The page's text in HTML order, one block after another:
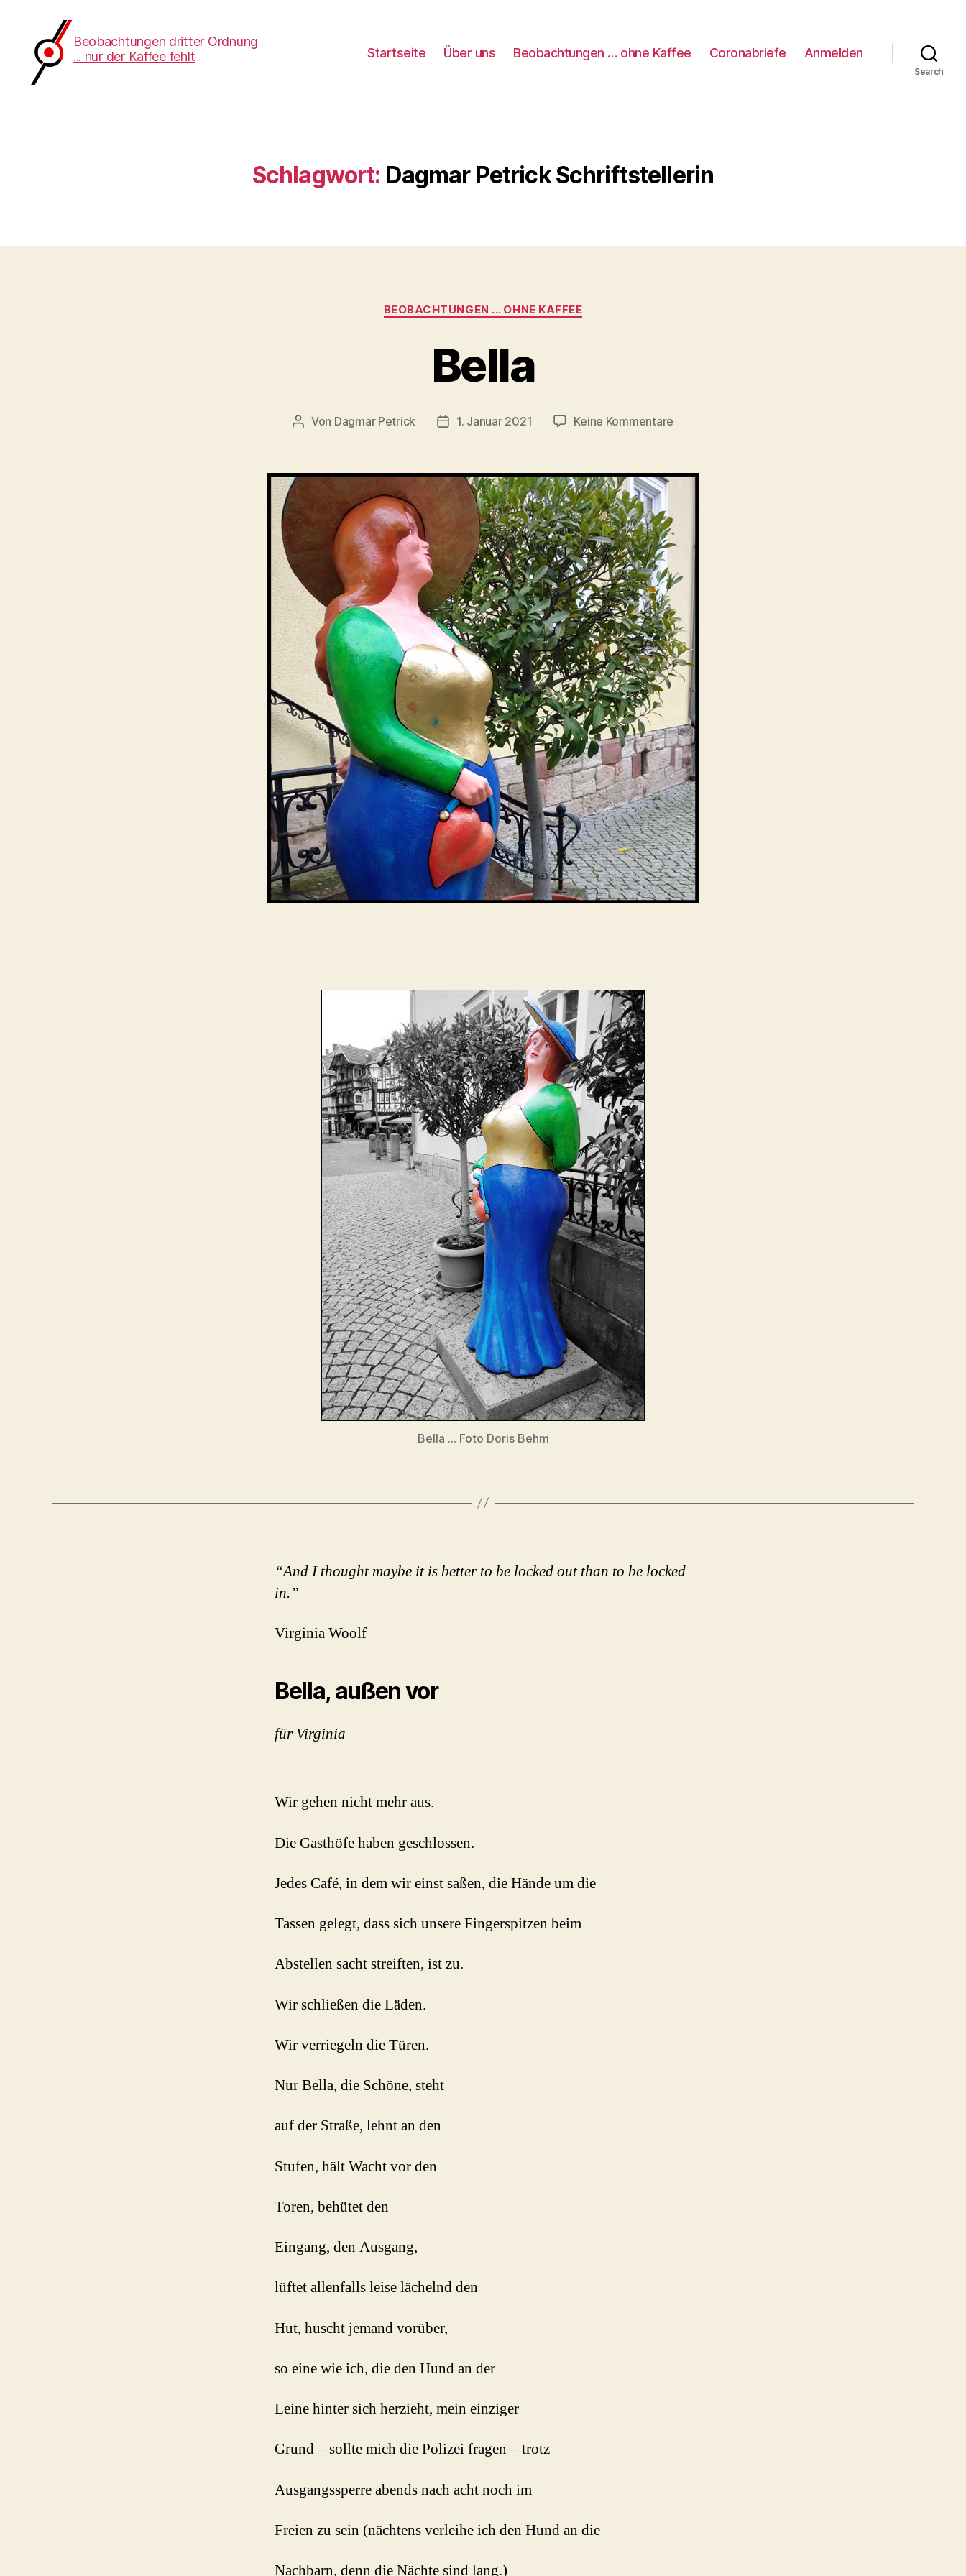
Beobachtungen dritter Ordnung
... nur der Kaffee fehlt
Startseite Über uns Beobachtungen … ohne Kaffee Coronabriefe Anmelden
Search
Schlagwort: Dagmar Petrick Schriftstellerin
Kategorien
BEOBACHTUNGEN ... OHNE KAFFEE
Bella
Beitragsautor
Von Dagmar Petrick Beitragsdatum
1. Januar 2021 Keine Kommentare
Bella … Foto Doris Behm
“And I thought maybe it is better to be locked out than to be locked
in.”
Virginia Woolf
Bella, außen vor
für Virginia
Wir gehen nicht mehr aus.
Die Gasthöfe haben geschlossen.
Jedes Café, in dem wir einst saßen, die Hände um die
Tassen gelegt, dass sich unsere Fingerspitzen beim
Abstellen sacht streiften, ist zu.
Wir schließen die Läden.
Wir verriegeln die Türen.
Nur Bella, die Schöne, steht
auf der Straße, lehnt an den
Stufen, hält Wacht vor den
Toren, behütet den
Eingang, den Ausgang,
lüftet allenfalls leise lächelnd den
Hut, huscht jemand vorüber,
so eine wie ich, die den Hund an der
Leine hinter sich herzieht, mein einziger
Grund – sollte mich die Polizei fragen – trotz
Ausgangssperre abends nach acht noch im
Freien zu sein (nächtens verleihe ich den Hund an die
Nachbarn, denn die Nächte sind lang.)